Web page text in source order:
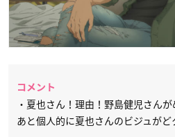
コメント
・夏也さん！理由！野島健児さん
あと個人的に夏也さんのビジュがど